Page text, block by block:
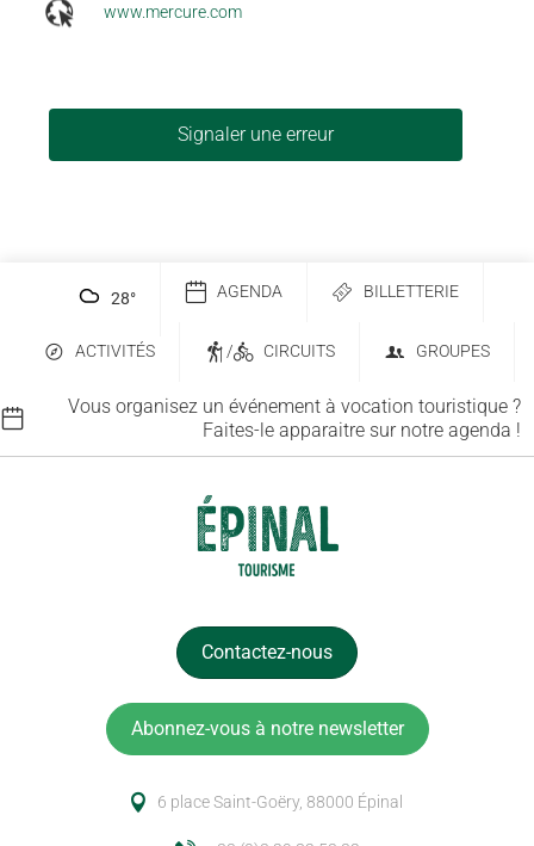
www.mercure.com
Signaler une erreur
28° AGENDA BILLETTERIE
ACTIVITÉS / CIRCUITS GROUPES
Vous organisez un événement à vocation touristique ?
Faites-le apparaitre sur notre agenda !
Contactez-nous
Abonnez-vous à notre newsletter
6 place Saint-Goëry, 88000 Épinal